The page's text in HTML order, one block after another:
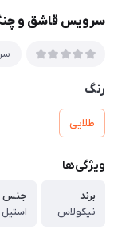
سرویس قاشق و چنگال 74 پارچه نیکولاس
رنگ
طلایی
ویژگی‌ها
برند
نیکولاس
جنس
استیل